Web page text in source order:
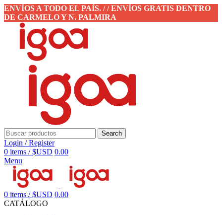
ENVÍOS A TODO EL PAÍS. / / ENVÍOS GRATIS DENTRO
DE CARMELO Y N. PALMIRA
Search
Login / Register
0 items / $USD 0.00
Menu
0 items / $USD 0.00
CATÁLOGO